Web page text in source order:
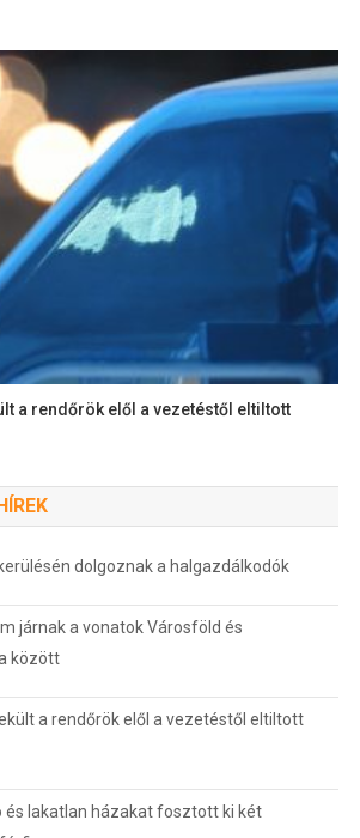
a rendőrök elől a vezetéstől eltiltott
dolgoznak a halgazdálkodók
járnak a vonatok Városföld és
között
a rendőrök elől a vezetéstől eltiltott
és lakatlan házakat fosztott ki két